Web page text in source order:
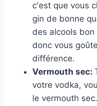
c'est que vous
gin de bonne
des alcools
donc vous
différence.
Vermouth sec:
votre vodka,
le vermouth